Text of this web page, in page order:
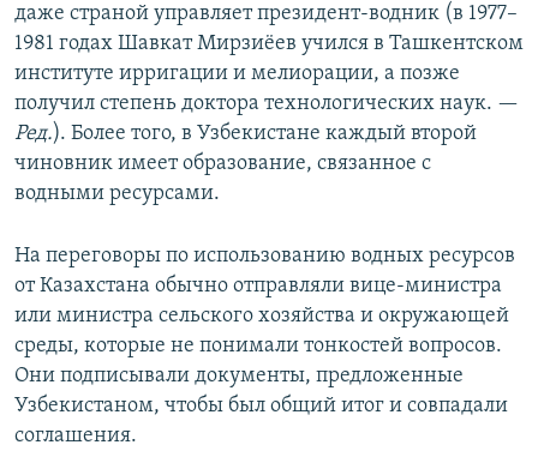
даже страной управляет президент-водник (в 1977–
1981 годах Шавкат Мирзиёев учился в Ташкентском
институте ирригации и мелиорации, а позже
получил степень доктора технологических наук. —
Ред.). Более того, в Узбекистане каждый второй
чиновник имеет образование, связанное с
водными ресурсами.
На переговоры по использованию водных ресурсов
от Казахстана обычно отправляли вице-министра
или министра сельского хозяйства и окружающей
среды, которые не понимали тонкостей вопросов.
Они подписывали документы, предложенные
Узбекистаном, чтобы был общий итог и совпадали
соглашения.